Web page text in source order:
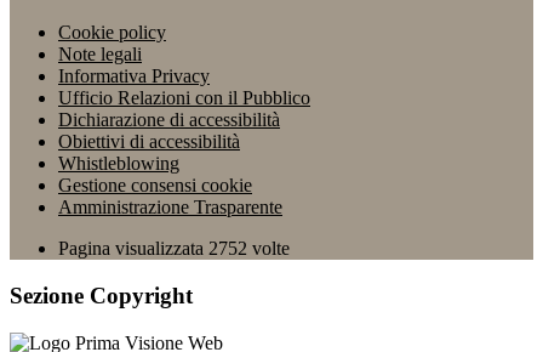
Cookie policy
Note legali
Informativa Privacy
Ufficio Relazioni con il Pubblico
Dichiarazione di accessibilità
Obiettivi di accessibilità
Whistleblowing
Gestione consensi cookie
Amministrazione Trasparente
Pagina visualizzata 2752 volte
Sezione Copyright